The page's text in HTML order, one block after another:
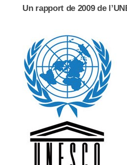
Un rapport de 2009 de